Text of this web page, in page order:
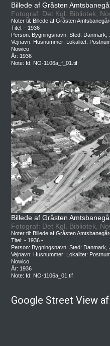
Billede af Gråsten
Fotograf: Det Kgl. Bibliotek,
Noter til: Billede af Gråsten
Titel: - 1936 -
Person: Bygningsnavn: Sted: Danmark,
Vejnavn: Husnummer: Lokalitet:
Nowico
År: 1936
Note: Id: NO-1106a_f_01.tif
Billede af Gråsten
Fotograf: Det Kgl. Bibliotek,
Noter til: Billede af Gråsten
Titel: - 1936 -
Person: Bygningsnavn: Sted: Danmark,
Vejnavn: Husnummer: Lokalitet:
Nowico
År: 1936
Note: Id: NO-1106a_01.tif
Google Street View